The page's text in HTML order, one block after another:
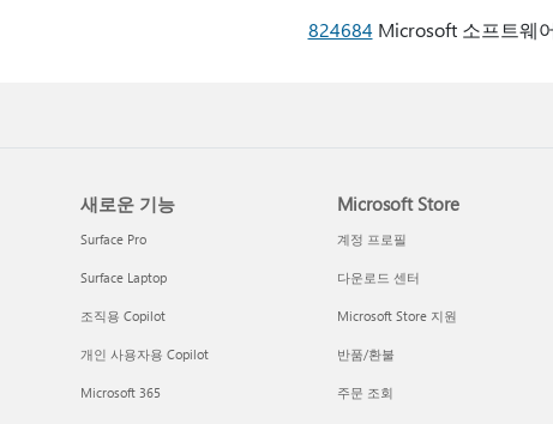
824684 Microsoft 소프트웨
새로운 기능
Surface Pro
Surface Laptop
조직용 Copilot
개인 사용자용 Copilot
Microsoft 365
Microsoft Store
계정 프로필
다운로드 센터
Microsoft Store 지원
반품/환불
주문 조회